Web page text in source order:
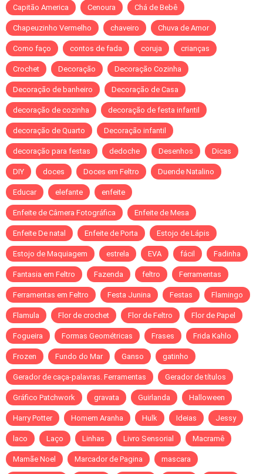
Capitão America Cenoura Chá de Bebê
Chapeuzinho Vermelho chaveiro Chuva de Amor
Como faço contos de fada coruja crianças
Crochet Decoração Decoração Cozinha
Decoração de banheiro Decoração de Casa
decoração de cozinha decoração de festa infantil
decoração de Quarto Decoração infantil
decoração para festas dedoche Desenhos Dicas
DIY doces Doces em Feltro Duende Natalino
Educar elefante enfeite
Enfeite de Câmera Fotográfica Enfeite de Mesa
Enfeite De natal Enfeite de Porta Estojo de Lápis
Estojo de Maquiagem estrela EVA fácil Fadinha
Fantasia em Feltro Fazenda feltro Ferramentas
Ferramentas em Feltro Festa Junina Festas Flamingo
Flamula Flor de crochet Flor de Feltro Flor de Papel
Fogueira Formas Geométricas Frases Frida Kahlo
Frozen Fundo do Mar Ganso gatinho
Gerador de caça-palavras. Ferramentas Gerador de títulos
Gráfico Patchwork gravata Guirlanda Halloween
Harry Potter Homem Aranha Hulk Ideias Jessy
laco Laço Linhas Livro Sensorial Macramê
Mamãe Noel Marcador de Pagina mascara